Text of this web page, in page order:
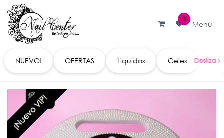
Ir al contenido
0
Menú
NUEVO! OFERTAS Liquidos Geles
¡Nuevo VIP!